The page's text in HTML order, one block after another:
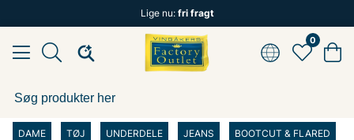
Lige nu: fri fragt
0
DAME TØJ UNDERDELE JEANS BOOTCUT & FLARED